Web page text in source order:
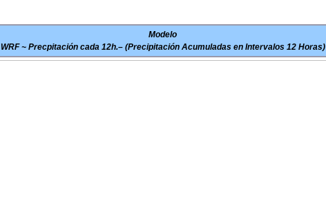
Modelo
WRF ~ Precpitación cada 12h.– (Precipitación Acumuladas en Intervalos 12 Horas)